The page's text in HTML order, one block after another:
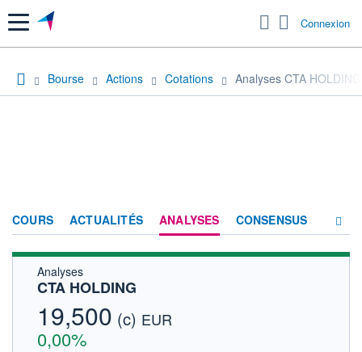
Menu Connexion
Bourse Actions Cotations Analyses CTA HOLDING
COURS ACTUALITÉS ANALYSES CONSENSUS
Analyses
CTA HOLDING
19,500 (c) EUR
0,00%